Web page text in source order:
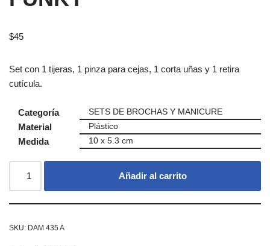
$45
Set con 1 tijeras, 1 pinza para cejas, 1 corta uñas y 1 retira
cutícula.
Categoría SETS DE BROCHAS Y MANICURE
Material Plástico
Medida 10 x 5.3 cm
Añadir al carrito
SKU: DAM 435 A